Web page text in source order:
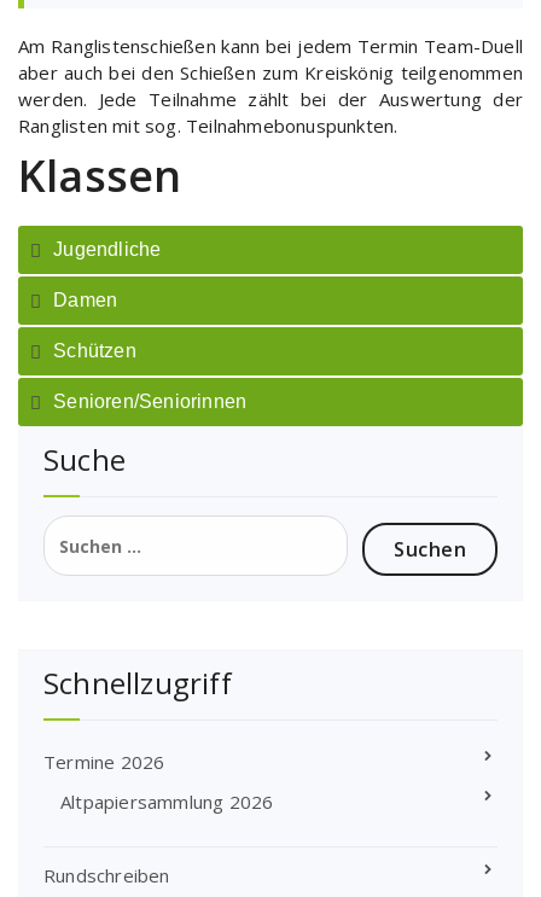
Am Ranglistenschießen kann bei jedem Termin Team-Duell
aber auch bei den Schießen zum Kreiskönig teilgenommen
werden. Jede Teilnahme zählt bei der Auswertung der
Ranglisten mit sog. Teilnahmebonuspunkten.
Klassen
Jugendliche
Damen
Schützen
Senioren/Seniorinnen
Suche
Suchen
nach:
Schnellzugriff
Termine 2026
Altpapiersammlung 2026
Rundschreiben